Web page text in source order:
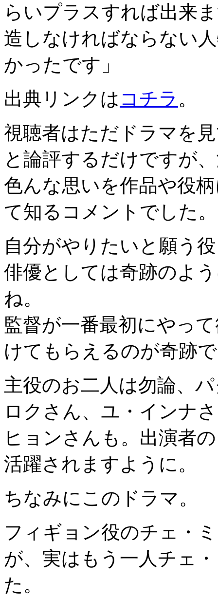
らいプラスすれば出来
造しなければならない
かったです」
出典リンクは コチラ 。
視聴者はただドラマを
と論評するだけですが
色んな思いを作品や役
て知るコメントでした。
自分がやりたいと願う
俳優としては奇跡のよ
ね。
監督が一番最初にやっ
けてもらえるのが奇跡
主役のお二人は勿論、
ロクさん、ユ・インナ
ヒョンさんも。出演者
活躍されますように。
ちなみにこのドラマ。
フィギョン役のチェ・
が、実はもう一人チェ
た。